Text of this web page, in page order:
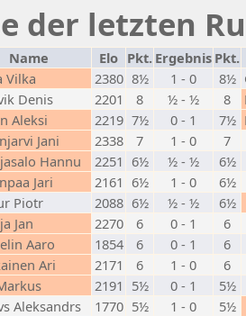
der letzten
Name Elo Pkt. Ergebnis Pkt.
Vilka 2380 8½ 1 - 0 8½
Denis 2201 8 ½ - ½ 8
Aleksi 2219 7½ 0 - 1 7½
Jani 2338 7 1 - 0
7
Hannu 2251 6½ ½ - ½
6½
Jari 2161 6½ 1 - 0
6½
Piotr 2088 6½ ½ - ½
6½
Jan 2270 6 0 - 1
6
Aaro 1854 6 0 - 1
6
Ari 2171 6 1 - 0
6
2191 5½ 0 - 1
5½
Aleksandrs 1770 5½ 1 - 0
5½